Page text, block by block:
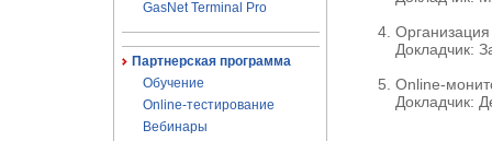
GasNet Terminal Pro
Партнерская программа
Обучение
Online-тестирование
Вебинары
Докладчик:
Online-
Докладчик: